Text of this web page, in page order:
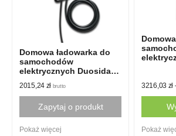
product
page
Domowa ładowarka do
samochodów
elektrycznych Duosida
EV typ 1
2015,24 zł brutto
Zapytaj o produkt
Pokaż więcej
3216,03 zł
Pokaż